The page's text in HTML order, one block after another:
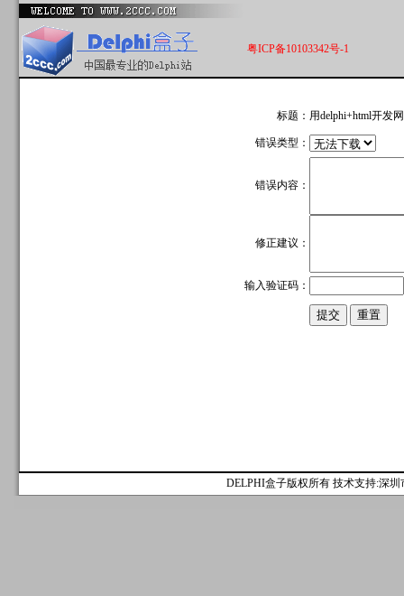
粤ICP备10103342号-1
标题： 用delphi+html开发
错误类型：
错误内容：
修正建议：
输入验证码：
DELPHI盒子版权所有 技术支持:深